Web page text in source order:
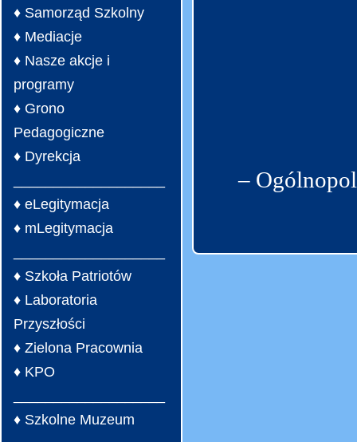
♦ Samorząd Szkolny
♦ Mediacje
♦ Nasze akcje i
programy
♦ Grono
Pedagogiczne
♦ Dyrekcja
♦ eLegitymacja
♦ mLegitymacja
♦ Szkoła Patriotów
♦ Laboratoria
Przyszłości
♦ Zielona Pracownia
♦ KPO
♦ Szkolne Muzeum
–